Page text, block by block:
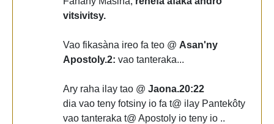
vitsivitsy.
Vao fikasàna ireo fa teo @ Asan'ny
Apostoly.2: vao tanteraka...
Ary raha ilay tao @ Jaona.20:22
dia vao teny fotsiny io fa t@ ilay Pantekôty
vao tanteraka t@ Apostoly io teny io ..